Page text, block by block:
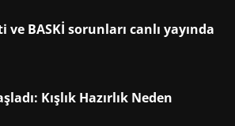
ve BASKİ sorunları canlı yayında
Kışlık Hazırlık Neden